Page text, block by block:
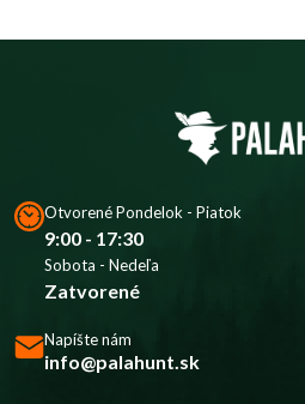
Otvorené Pondelok - Piatok
9:00 - 17:30
Sobota - Nedeľa
Zatvorené
Napíšte nám
info@palahunt.sk